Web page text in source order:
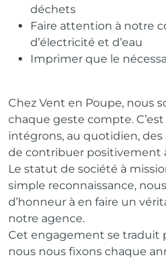
déchets
Faire attention à notre
d’électricité et d’eau
Imprimer que le
Chez Vent en Poupe, nous
chaque geste compte. C’est
intégrons, au quotidien,
de contribuer positivement
Le statut de société à
simple reconnaissance, nous
d’honneur à en faire un
notre agence.
Cet engagement se traduit
nous nous fixons chaque